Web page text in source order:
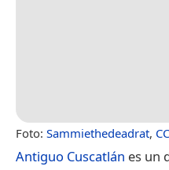
Foto: Sammiethedeadrat,
Antiguo Cuscatlán es un